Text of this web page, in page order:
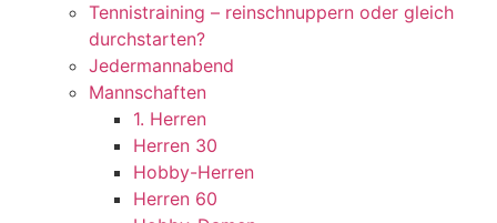
Tennistraining – reinschnuppern oder gleich
durchstarten?
Jedermannabend
Mannschaften
1. Herren
Herren 30
Hobby-Herren
Herren 60